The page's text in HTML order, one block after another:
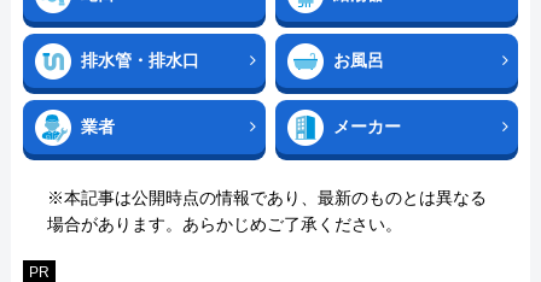
排水管・排水口 お風呂
業者 メーカー
※本記事は公開時点の情報であり、最新のものとは異なる
場合があります。あらかじめご了承ください。
PR